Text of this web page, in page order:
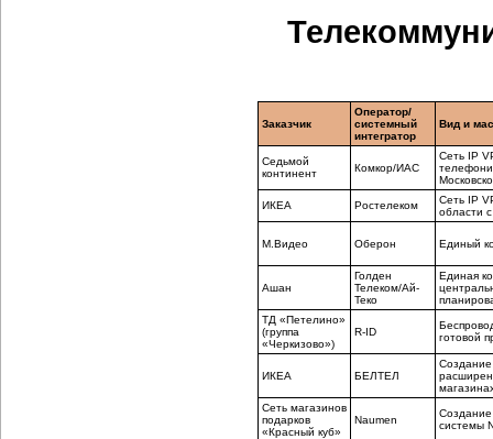
Заказчик
Оператор/
системный
интегратор
Вид и
Седьмой
континент
Комкор/ИАС
Сеть IP
ИКЕА Ростелеком
Сеть IP
области
М.Видео Оберон Единый
Ашан
Голден
Телеком/Ай-
Теко
Единая
ТД «Петелино»
(группа
«Черкизово»)
R-ID
готовой
ИКЕА БЕЛТЕЛ
Создание
Сеть магазинов
подарков
«Красный куб»
Naumen
Создание
системы